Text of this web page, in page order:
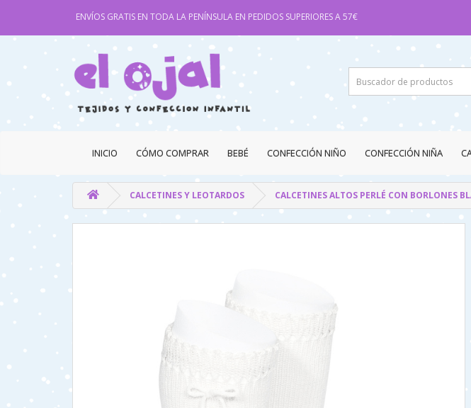
ENVÍOS GRATIS EN TODA LA PENÍNSULA EN PEDIDOS SUPERIORES A 57€
INICIO CÓMO COMPRAR BEBÉ CONFECCIÓN NIÑO CONFECCIÓN NIÑA
CALCETINES Y LEOTARDOS CALCETINES ALTOS PERLÉ CON BORLONES